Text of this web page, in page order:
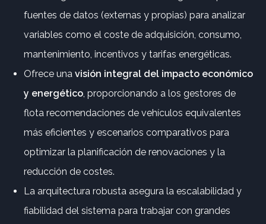
fuentes de datos (externas y propias) para analizar
variables como el coste de adquisición, consumo,
mantenimiento, incentivos y tarifas energéticas.
Ofrece una visión integral del impacto económico
y energético, proporcionando a los gestores de
flota recomendaciones de vehículos equivalentes
más eficientes y escenarios comparativos para
optimizar la planificación de renovaciones y la
reducción de costes.
La arquitectura robusta asegura la escalabilidad y
fiabilidad del sistema para trabajar con grandes